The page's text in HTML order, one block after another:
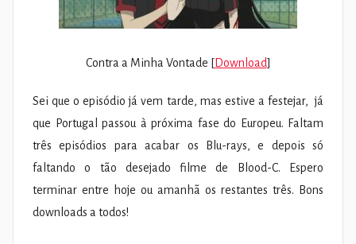
Contra a Minha Vontade [Download]
Sei que o episódio já vem tarde, mas estive a festejar, já
que Portugal passou à próxima fase do Europeu. Faltam
três episódios para acabar os Blu-rays, e depois só
faltando o tão desejado filme de Blood-C. Espero
terminar entre hoje ou amanhã os restantes três. Bons
downloads a todos!